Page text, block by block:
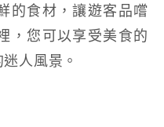
的食材，讓遊客品嚐
，您可以享受美食的
人風景。